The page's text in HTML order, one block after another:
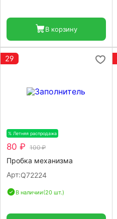
В корзину
29
% Летняя распродажа
80 ₽ 100 ₽
Пробка механизма
Арт:Q72224
В наличии(20 шт.)